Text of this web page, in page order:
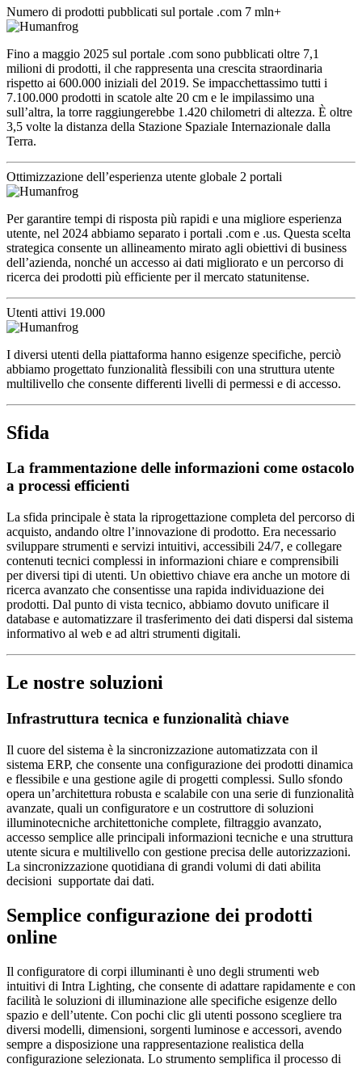
Numero di prodotti pubblicati sul portale .com 7 mln+
Fino a maggio 2025 sul portale .com sono pubblicati oltre 7,1
milioni di prodotti, il che rappresenta una crescita straordinaria
rispetto ai 600.000 iniziali del 2019. Se impacchettassimo tutti i
7.100.000 prodotti in scatole alte 20 cm e le impilassimo una
sull’altra, la torre raggiungerebbe 1.420 chilometri di altezza. È oltre
3,5 volte la distanza della Stazione Spaziale Internazionale dalla
Terra.
Ottimizzazione dell’esperienza utente globale 2 portali
Per garantire tempi di risposta più rapidi e una migliore esperienza
utente, nel 2024 abbiamo separato i portali .com e .us. Questa scelta
strategica consente un allineamento mirato agli obiettivi di business
dell’azienda, nonché un accesso ai dati migliorato e un percorso di
ricerca dei prodotti più efficiente per il mercato statunitense.
Utenti attivi 19.000
I diversi utenti della piattaforma hanno esigenze specifiche, perciò
abbiamo progettato funzionalità flessibili con una struttura utente
multilivello che consente differenti livelli di permessi e di accesso.
Sfida
La frammentazione delle informazioni come ostacolo
a processi efficienti
La sfida principale è stata la riprogettazione completa del percorso di
acquisto, andando oltre l’innovazione di prodotto. Era necessario
sviluppare strumenti e servizi intuitivi, accessibili 24/7, e collegare
contenuti tecnici complessi in informazioni chiare e comprensibili
per diversi tipi di utenti. Un obiettivo chiave era anche un motore di
ricerca avanzato che consentisse una rapida individuazione dei
prodotti. Dal punto di vista tecnico, abbiamo dovuto unificare il
database e automatizzare il trasferimento dei dati dispersi dal sistema
informativo al web e ad altri strumenti digitali.
Le nostre soluzioni
Infrastruttura tecnica e funzionalità chiave
Il cuore del sistema è la sincronizzazione automatizzata con il
sistema ERP, che consente una configurazione dei prodotti dinamica
e flessibile e una gestione agile di progetti complessi. Sullo sfondo
opera un’architettura robusta e scalabile con una serie di funzionalità
avanzate, quali un configuratore e un costruttore di soluzioni
illuminotecniche architettoniche complete, filtraggio avanzato,
accesso semplice alle principali informazioni tecniche e una struttura
utente sicura e multilivello con gestione precisa delle autorizzazioni.
La sincronizzazione quotidiana di grandi volumi di dati abilita
decisioni supportate dai dati.
Semplice configurazione dei prodotti
online
Il configuratore di corpi illuminanti è uno degli strumenti web
intuitivi di Intra Lighting, che consente di adattare rapidamente e con
facilità le soluzioni di illuminazione alle specifiche esigenze dello
spazio e dell’utente. Con pochi clic gli utenti possono scegliere tra
diversi modelli, dimensioni, sorgenti luminose e accessori, avendo
sempre a disposizione una rappresentazione realistica della
configurazione selezionata. Lo strumento semplifica il processo di